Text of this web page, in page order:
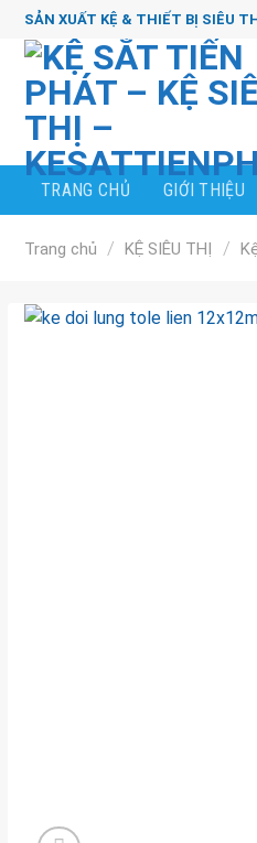
Chuyển
đến
dung
SẢN XUẤT KỆ & THIẾT BỊ SIÊU
TRANG CHỦ GIỚI THIỆU
Trang chủ / KỆ SIÊU THỊ /